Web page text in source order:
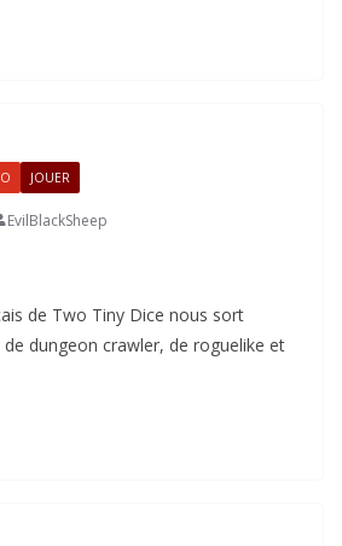
JOUER
EvilBlackSheep
de Two Tiny Dice nous sort
dungeon crawler, de roguelike et